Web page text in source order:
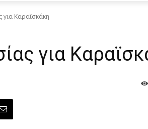
για Καραϊσκάκη
για